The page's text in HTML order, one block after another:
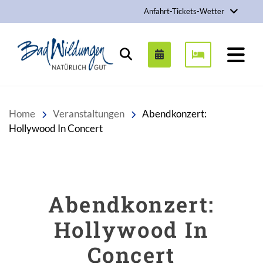
Anfahrt-Tickets-Wetter
Stadt Bad Wildungen
Suchen
Home Veranstaltungen
Abendkonzert:
Hollywood In Concert
Abendkonzert:
Hollywood In
Concert